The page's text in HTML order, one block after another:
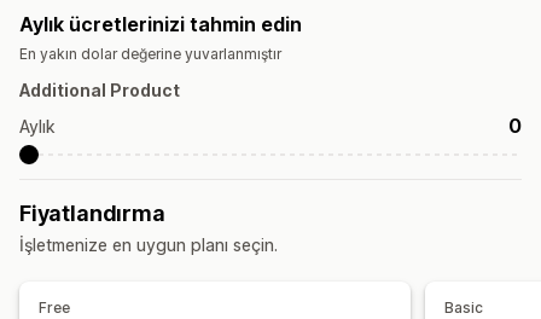
Akış optimizasyonu
Aylık ücretlerinizi tahmin edin
En yakın dolar değerine yuvarlanmıştır
Additional Product
Aylık
0
Fiyatlandırma
İşletmenize en uygun planı seçin.
Free Basic